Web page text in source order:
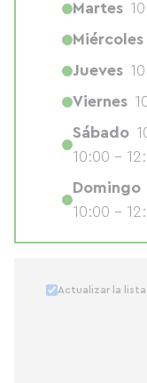
Actualizar la
Martes
Miércoles
Jueves
Viernes
Sábado
10:00 -
Domingo
10:00 -